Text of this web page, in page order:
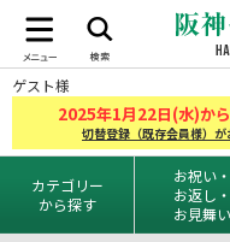
ゲスト様
2025年1月22日(水)か
切替登録（既存会員様）
カテゴリー
から探す
お祝い・
お返し・
お見舞い